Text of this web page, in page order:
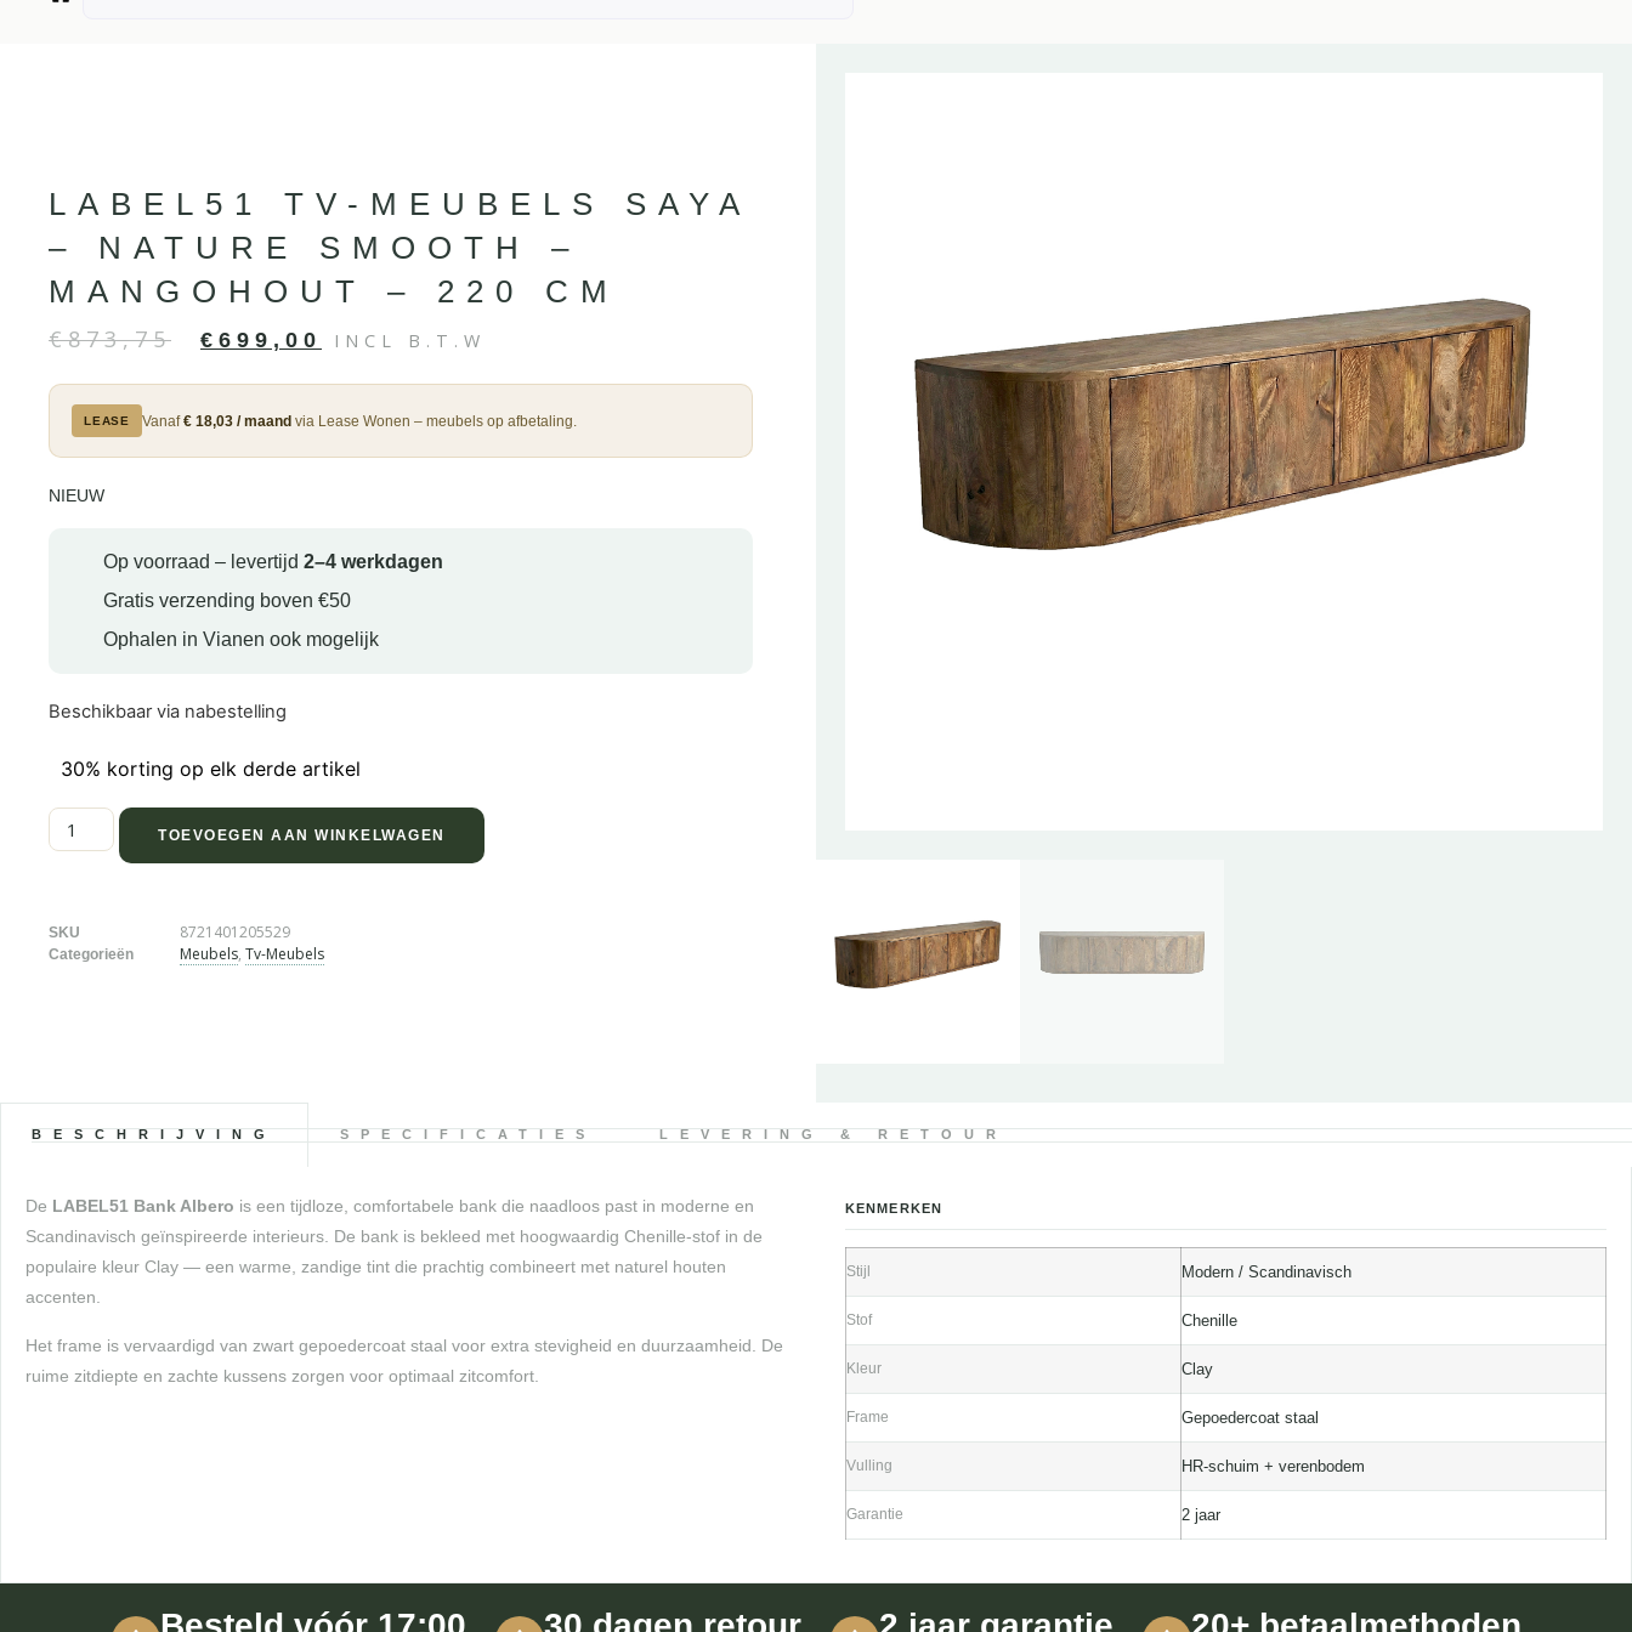
LABEL51 TV-MEUBELS SAYA
– NATURE SMOOTH –
MANGOHOUT – 220 CM
€873,75 € 699,00 INCL B.T.W
LEASE Vanaf€ 18,03 / maand via Lease Wonen – meubels op afbetaling.
NIEUW
Op voorraad – levertijd 2–4 werkdagen
Gratis verzending boven €50
Ophalen in Vianen ook mogelijk
Beschikbaar via nabestelling
30% korting op elk derde artikel
TOEVOEGEN AAN WINKELWAGEN
SKU 8721401205529
Categorieën Meubels, Tv-Meubels
BESCHRIJVING SPECIFICATIES LEVERING & RETOUR
De LABEL51 Bank Albero is een tijdloze, comfortabele bank die naadloos past in moderne en
Scandinavisch geïnspireerde interieurs. De bank is bekleed met hoogwaardig Chenille-stof in de
populaire kleur Clay — een warme, zandige tint die prachtig combineert met naturel houten
accenten.
Het frame is vervaardigd van zwart gepoedercoat staal voor extra stevigheid en duurzaamheid. De
ruime zitdiepte en zachte kussens zorgen voor optimaal zitcomfort.
KENMERKEN
Stijl Modern / Scandinavisch
Stof Chenille
Kleur Clay
Frame Gepoedercoat staal
Vulling HR-schuim + verenbodem
Garantie 2 jaar